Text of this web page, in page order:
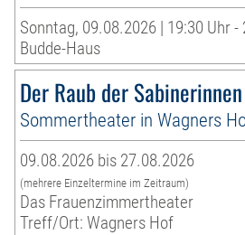
Sonntag, 09.08.2026 | 19:30 Uhr -
Budde-Haus
Der Raub der Sabinerinnen
Sommertheater in Wagners
09.08.2026 bis 27.08.2026
(mehrere Einzeltermine im Zeitraum)
Das Frauenzimmertheater
Treff/Ort: Wagners Hof